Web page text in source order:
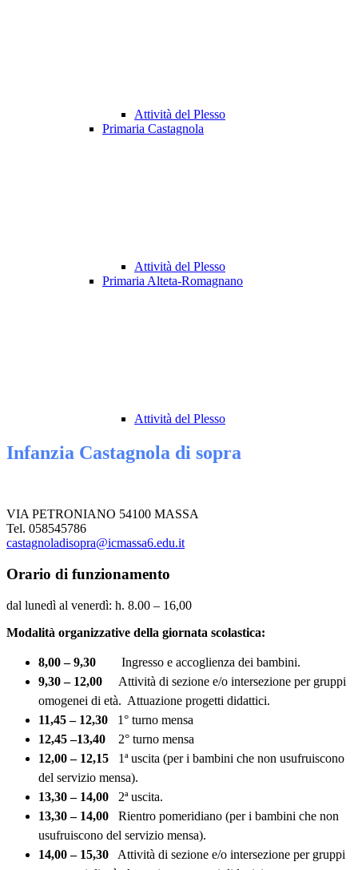
Attività del Plesso
Primaria Castagnola
Attività del Plesso
Primaria Alteta-Romagnano
Attività del Plesso
Infanzia Castagnola di sopra
VIA PETRONIANO 54100 MASSA
Tel. 058545786
castagnoladisopra@icmassa6.edu.it
Orario di funzionamento
dal lunedì al venerdì: h. 8.00 – 16,00
Modalità organizzative della giornata scolastica:
8,00 – 9,30
Ingresso e accoglienza dei bambini.
9,30 – 12,00
Attività di sezione e/o intersezione per gruppi
omogenei di età. Attuazione progetti didattici.
11,45 – 12,30
1° turno mensa
12,45 –13,40
2° turno mensa
12,00 – 12,15
1ªuscita (per i bambini che non usufruiscono
del servizio mensa).
13,30 – 14,00
2ª uscita.
13,30 – 14,00
Rientro pomeridiano (per i bambini che non
usufruiscono del servizio mensa).
14,00 – 15,30
Attività di sezione e/o intersezione per gruppi